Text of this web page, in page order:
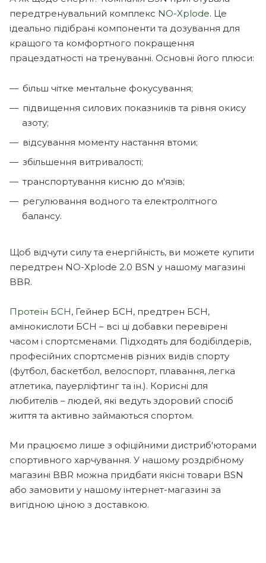
передтренувальний комплекс NO-Xplode. Це
ідеально підібрані компоненти та дозування для
кращого та комфортного покращення
працездатності на тренуванні. Основні його плюси:
більш чітке ментальне фокусування;
підвищення силових показників та рівня окису
азоту;
відсування моменту настання втоми;
збільшення витривалості;
транспортування кисню до м'язів;
регулювання водного та електролітного
балансу.
Щоб відчути силу та енергійність, ви можете купити
передтрен NO-Xplode 2.0 BSN у нашому магазині
BBR.
Протеїн БСН, Гейнер БСН, предтрен БСН,
амінокислоти БСН – всі ці добавки перевірені
часом і спортсменами. Підходять для бодібілдерів,
професійних спортсменів різних видів спорту
(футбол, баскетбол, велоспорт, плавання, легка
атлетика, пауерліфтинг та ін.). Корисні для
любителів – людей, які ведуть здоровий спосіб
життя та активно займаються спортом.
Ми працюємо лише з офіційними дистриб'юторами
спортивного харчування. У нашому роздрібному
магазині BBR можна придбати якісні товари BSN
або замовити у нашому інтернет-магазині за
вигідною ціною з доставкою.